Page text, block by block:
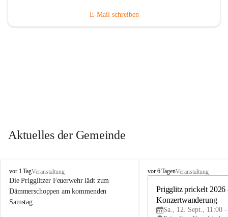
E-Mail schreiben
Aktuelles der Gemeinde
P
r
i
g
vor 1 TagVeranstaltung
Die Prigglitzer Feuerwehr lädt zum
Dämmerschoppen am kommenden
Samstag……
P
vor 6 TagenVeranstaltung
Prigglitz prickelt 2026
Konzertwanderung
Sa., 12. Sept., 11:00